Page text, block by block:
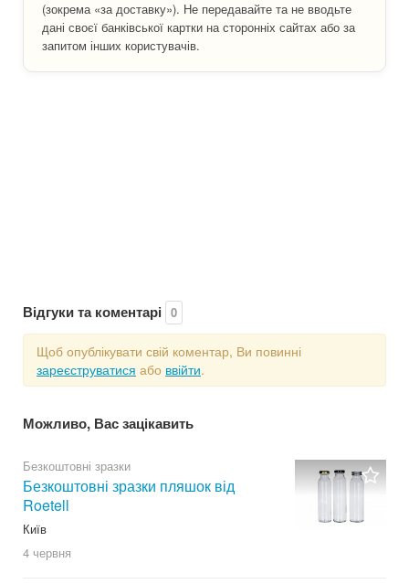
(зокрема «за доставку»). Не передавайте та не вводьте
дані своєї банківської картки на сторонніх сайтах або за
запитом інших користувачів.
Відгуки та коментарі 0
Щоб опублікувати свій коментар, Ви повинні
зареєструватися або ввійти.
Можливо, Вас зацікавить
Безкоштовні зразки
Безкоштовні зразки пляшок від
Roetell
Київ
4 червня